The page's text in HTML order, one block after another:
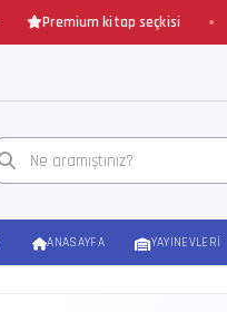
Premium kitap seçkisi
ANASAYFA YAYINEVLERI